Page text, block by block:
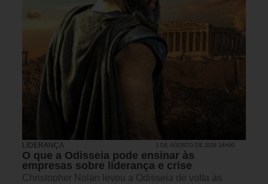
LIDERANÇA 3 DE AGOSTO DE 2026 14H00
O que a Odisseia pode ensinar às
empresas sobre liderança e crise
Christopher Nolan levou a Odisseia de volta às